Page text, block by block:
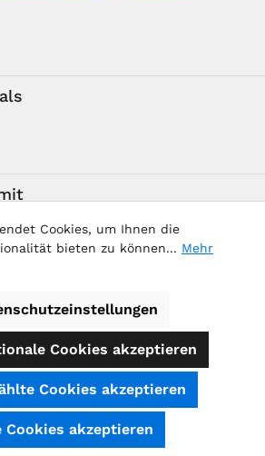
gesetzl. Mehrwertsteuer zzgl.
Nachnahmegebühren, wenn nicht
Rechte vorbehalten.BVD Europe
Cookies, um Ihnen die
bieten zu können... Mehr
Cookies akzeptieren
Cookies akzeptieren
Cookies akzeptieren
/ 5)
bei: shopauskunft.de, ausgezeichnet.org, shopvote.de ⓘ
Echtheit der Bewertungen